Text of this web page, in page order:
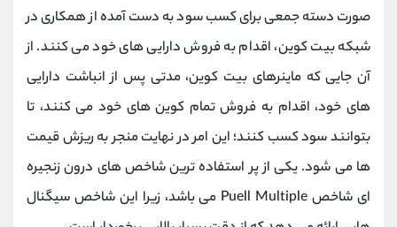
صورت دسته جمعی برای کسب سود به دست آمده از همکاری در
شبکه بیت کوین، اقدام به فروش دارایی های خود می کنند. از
آن جایی که ماینرهای بیت کوین، مدتی پس از انباشت دارایی
های خود، اقدام به فروش تمام کوین های خود می کنند، تا
بتوانند سود کسب کنند؛ این امر در نهایت منجر به ریزش قیمت
ها می شود. یکی از پر استفاده ترین شاخص های درون زنجیره
ای شاخص Puell Multiple می باشد، زیرا این شاخص سیگنال
@alirezamehrabi_com